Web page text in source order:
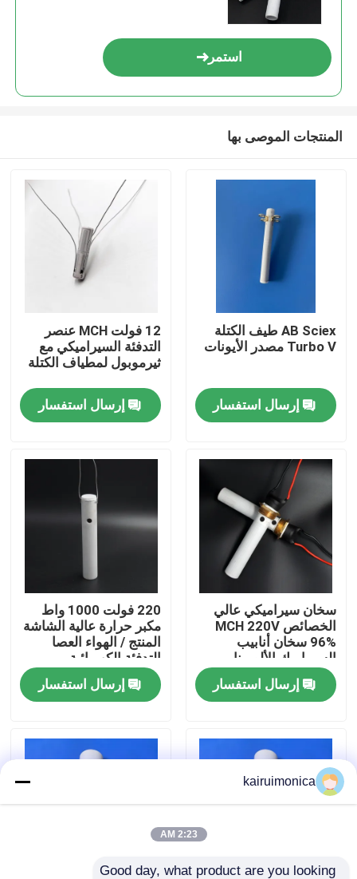
المنزل
منتجات
أشرطة فيديو
عرض الواقع الافتراضي
معلومات عنا
جولة في المعمل
اتصل بنا
اطلب اقتباس
استمر
المنتجات الموصى بها
AB Sciex طيف الكتلة
Turbo V مصدر الأيونات
إرسال استفسار
12 فولت MCH عنصر
التدفئة السيراميكي مع
ثيرموبول لمطياف الكتلة
إرسال استفسار
سخان سيراميكي عالي
الخصائص MCH 220V
96% سخان أنابيب
السيراميك الألومينا
إرسال استفسار
220 فولت 1000 واط
مكبر حرارة عالية الشاشة
المنتج / الهواء العصا
التدفئة الكهربائية
إرسال استفسار
kairuimonica
2:23 AM
Good day, what product are you looking